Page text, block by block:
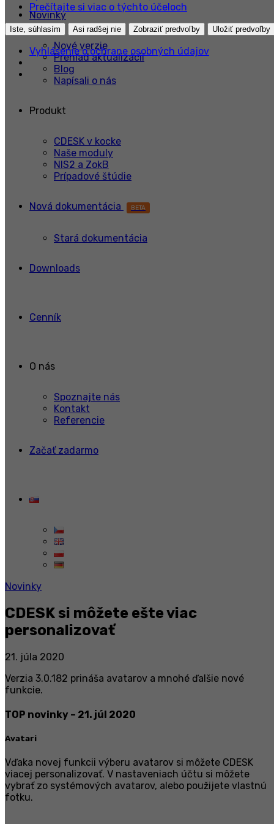
Prečítajte si viac o týchto účeloch
Iste, súhlasím Asi radšej nie Zobraziť predvoľby Uložiť predvoľby
Vyhlásenie o ochrane osobných údajov
Novinky
Nové verzie
Prehľad aktualizácií
Blog
Napísali o nás
Produkt
CDESK v kocke
Naše moduly
NIS2 a ZokB
Prípadové štúdie
Nová dokumentácia BETA
Stará dokumentácia
Downloads
Cenník
O nás
Spoznajte nás
Kontakt
Referencie
Začať zadarmo
Novinky
CDESK si môžete ešte viac
personalizovať
21. júla 2020
Verzia 3.0.182 prináša avatarov a mnohé ďalšie nové
funkcie.
TOP novinky – 21. júl 2020
Avatari
Vďaka novej funkcii výberu avatarov si môžete CDESK
viacej personalizovať. V nastaveniach účtu si môžete
vybrať zo systémových avatarov, alebo použijete vlastnú
fotku.